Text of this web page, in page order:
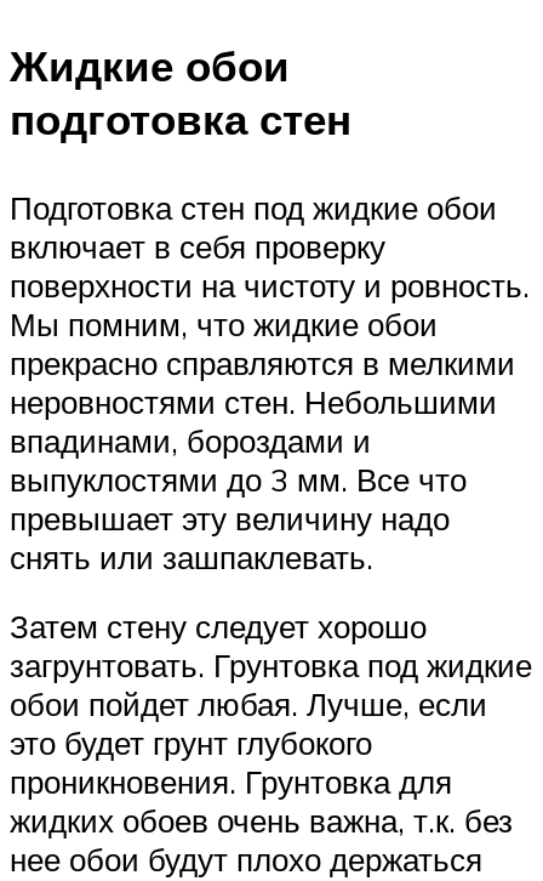
Жидкие обои
подготовка стен
Подготовка стен под жидкие обои
включает в себя проверку
поверхности на чистоту и ровность.
Мы помним, что жидкие обои
прекрасно справляются в мелкими
неровностями стен. Небольшими
впадинами, бороздами и
выпуклостями до 3 мм. Все что
превышает эту величину надо
снять или зашпаклевать.
Затем стену следует хорошо
загрунтовать. Грунтовка под жидкие
обои пойдет любая. Лучше, если
это будет грунт глубокого
проникновения. Грунтовка для
жидких обоев очень важна, т.к. без
нее обои будут плохо держаться